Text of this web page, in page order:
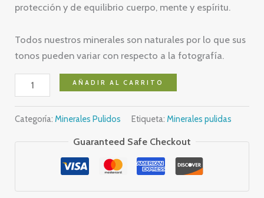
protección y de equilibrio cuerpo, mente y espíritu.
Todos nuestros minerales son naturales por lo que sus
tonos pueden variar con respecto a la fotografía.
Obsidiana
Nevada
cantidad
AÑADIR AL CARRITO
Categoría:Minerales Pulidos Etiqueta:Minerales pulidas
Guaranteed Safe Checkout